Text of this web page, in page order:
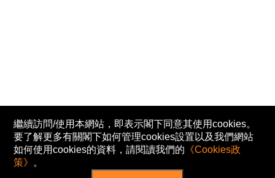
繼續訪問/使用本網站，即表示閣下同意其使用cookies。
要了解更多有關閣下如何管理cookies設置以及我們網站
如何使用cookies的資料，請閱讀我們的 《Cookies政
策》 。